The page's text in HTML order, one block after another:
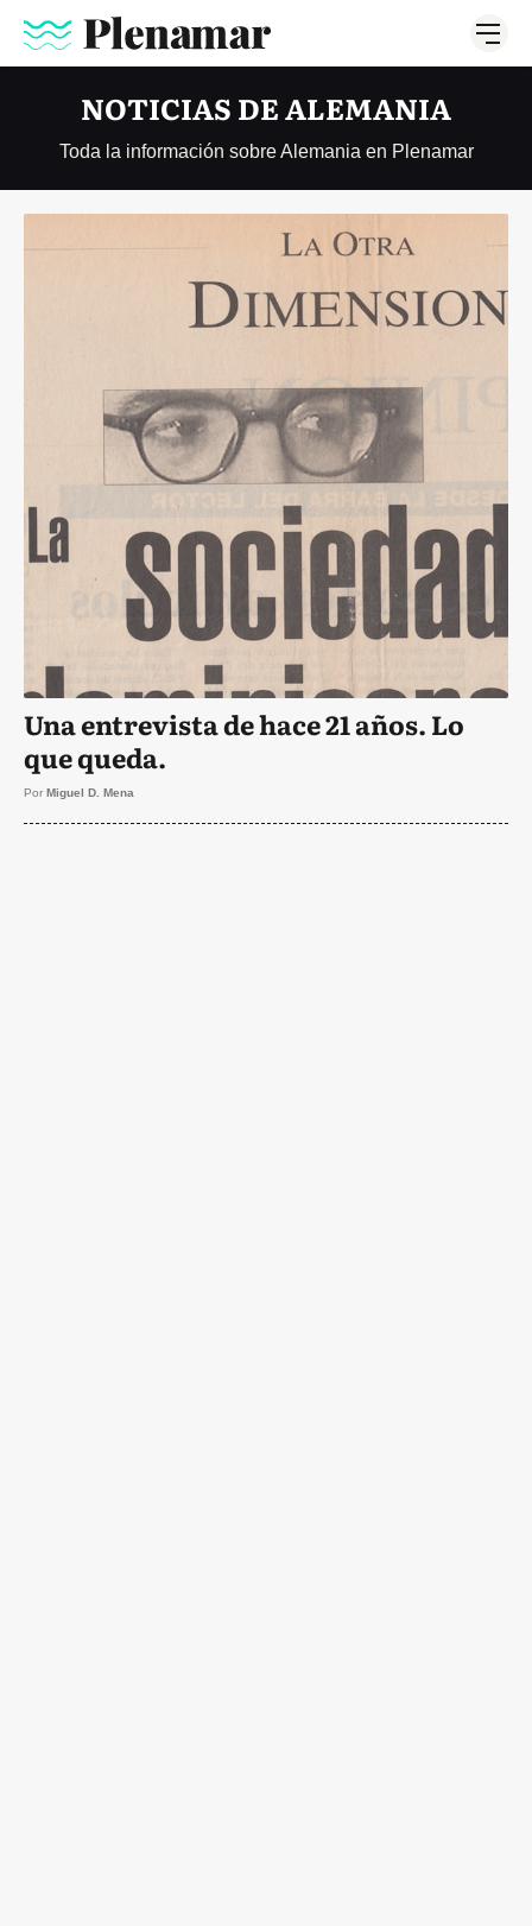
NOTICIAS DE ALEMANIA
Toda la información sobre Alemania en Plenamar
Una entrevista de hace 21 años. Lo
que queda.
Por Miguel D. Mena